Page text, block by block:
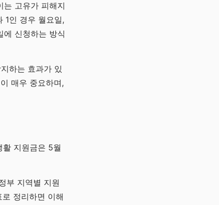
는 고유가 피해지
1인 경우 월요일,
신청하는 방식
하는 효과가 있
매우 중요하며,
지원금은 5월
부 지역별 지원
정리하면 이해